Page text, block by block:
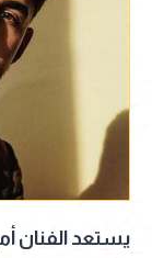
يستعد الفنان